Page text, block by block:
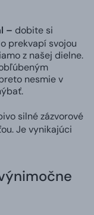
– dobite si
prekvapí svojou
z našej dielne.
nesmie v
silné zázvorové
Je vynikajúci